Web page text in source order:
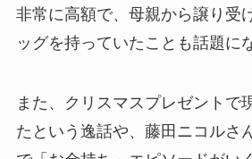
非常に高額で、母親から譲り受
ッグを持っていたことも話題に
また、クリスマスプレゼントで
たという逸話や、藤田ニコルさ